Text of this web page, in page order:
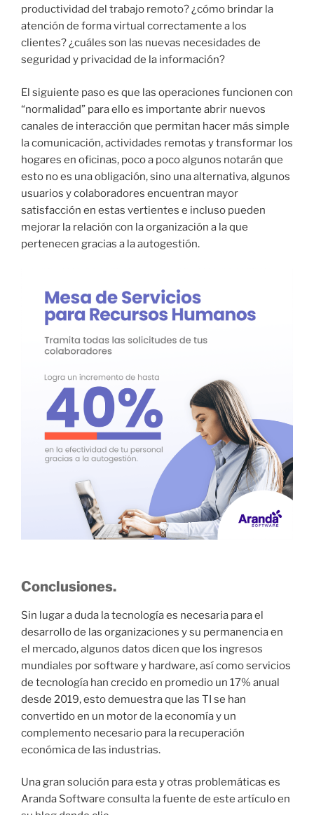
productividad del trabajo remoto? ¿cómo brindar la
atención de forma virtual correctamente a los
clientes? ¿cuáles son las nuevas necesidades de
seguridad y privacidad de la información?
El siguiente paso es que las operaciones funcionen con
“normalidad” para ello es importante abrir nuevos
canales de interacción que permitan hacer más simple
la comunicación, actividades remotas y transformar los
hogares en oficinas, poco a poco algunos notarán que
esto no es una obligación, sino una alternativa, algunos
usuarios y colaboradores encuentran mayor
satisfacción en estas vertientes e incluso pueden
mejorar la relación con la organización a la que
pertenecen gracias a la autogestión.
Conclusiones.
Sin lugar a duda la tecnología es necesaria para el
desarrollo de las organizaciones y su permanencia en
el mercado, algunos datos dicen que los ingresos
mundiales por software y hardware, así como servicios
de tecnología han crecido en promedio un 17% anual
desde 2019, esto demuestra que las TI se han
convertido en un motor de la economía y un
complemento necesario para la recuperación
económica de las industrias.
Una gran solución para esta y otras problemáticas es
Aranda Software consulta la fuente de este artículo en